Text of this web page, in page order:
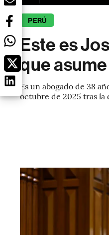
PERÚ
Este es
que
Es un abogado de 38
octubre de 2025 tras la